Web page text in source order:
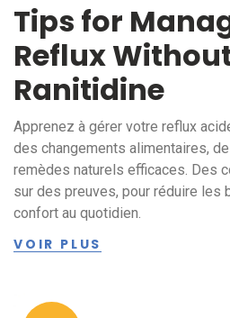
Tips for
Reflux
Ranitidine
Apprenez à gérer votre reflux
des changements alimentaires,
remèdes naturels efficaces. Des
sur des preuves, pour réduire les
confort au quotidien.
VOIR PLUS